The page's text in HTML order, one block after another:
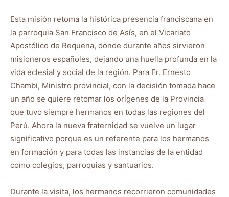
Esta misión retoma la histórica presencia franciscana en
la parroquia San Francisco de Asís, en el Vicariato
Apostólico de Requena, donde durante años sirvieron
misioneros españoles, dejando una huella profunda en la
vida eclesial y social de la región. Para Fr. Ernesto
Chambi, Ministro provincial, con la decisión tomada hace
un año se quiere retomar los orígenes de la Provincia
que tuvo siempre hermanos en todas las regiones del
Perú. Ahora la nueva fraternidad se vuelve un lugar
significativo porque es un referente para los hermanos
en formación y para todas las instancias de la entidad
como colegios, parroquias y santuarios.
Durante la visita, los hermanos recorrieron comunidades